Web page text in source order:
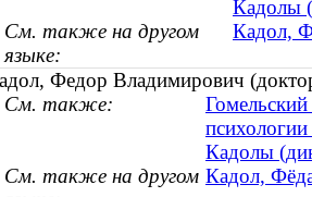
Кадолы
См. также на другом
языке:
Кадол,
Федор Владимирович
См. также:
Кадолы
См. также на другом Кадол,